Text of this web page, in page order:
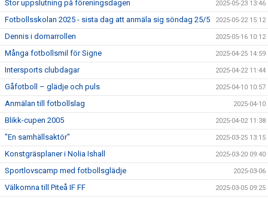
Stor uppslutning på föreningsdagen 2025-05-23 13:46
Fotbollsskolan 2025 - sista dag att anmäla sig söndag 25/5 2025-05-22 15:12
Dennis i domarrollen 2025-05-16 10:12
Många fotbollsmil för Signe 2025-04-25 14:59
Intersports clubdagar 2025-04-22 11:44
Gåfotboll – glädje och puls 2025-04-10 10:57
Anmälan till fotbollslag 2025-04-10
Blikk-cupen 2005 2025-04-02 11:38
"En samhällsaktör" 2025-03-25 13:15
Konstgräsplaner i Nolia Ishall 2025-03-20 09:40
Sportlovscamp med fotbollsglädje 2025-03-06
Välkomna till Piteå IF FF 2025-03-05 09:25